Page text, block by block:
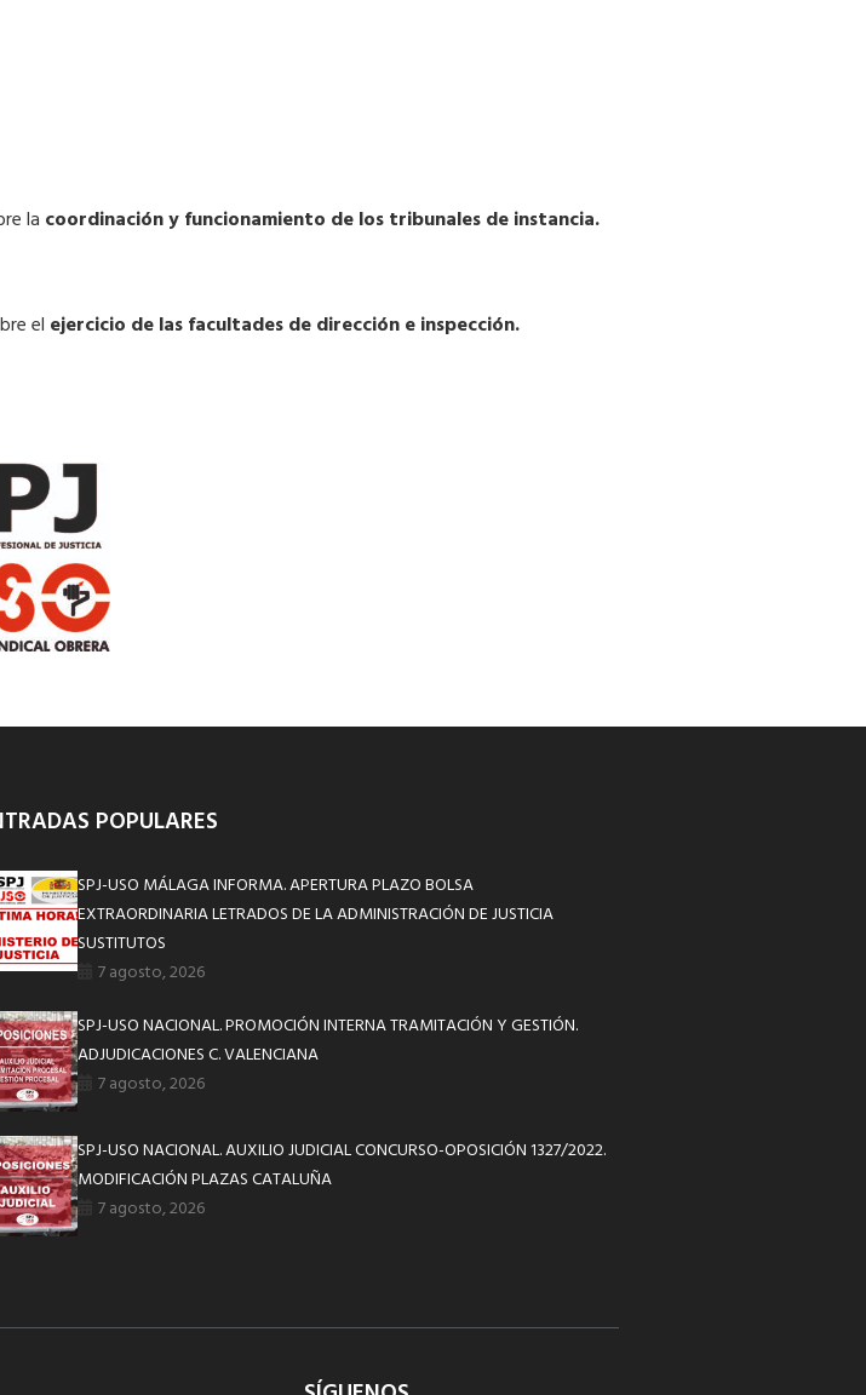
la coordinación y funcionamiento de los tribunales de instancia.
el ejercicio de las facultades de dirección e inspección.
POPULARES
SPJ-USO MÁLAGA INFORMA. APERTURA PLAZO BOLSA
EXTRAORDINARIA LETRADOS DE LA ADMINISTRACIÓN DE JUSTICIA
SUSTITUTOS
7 agosto, 2026
SPJ-USO NACIONAL. PROMOCIÓN INTERNA TRAMITACIÓN Y GESTIÓN.
ADJUDICACIONES C. VALENCIANA
7 agosto, 2026
SPJ-USO NACIONAL. AUXILIO JUDICIAL CONCURSO-OPOSICIÓN 1327/2022.
MODIFICACIÓN PLAZAS CATALUÑA
7 agosto, 2026